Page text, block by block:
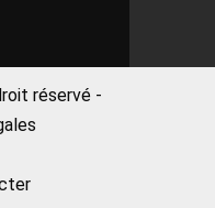
réservé -